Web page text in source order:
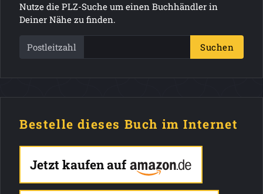
Nutze die PLZ-Suche um einen Buchhändler in
Deiner Nähe zu finden.
Postleitzahl Suchen
Bestelle dieses Buch im Internet
Jetzt kaufen auf